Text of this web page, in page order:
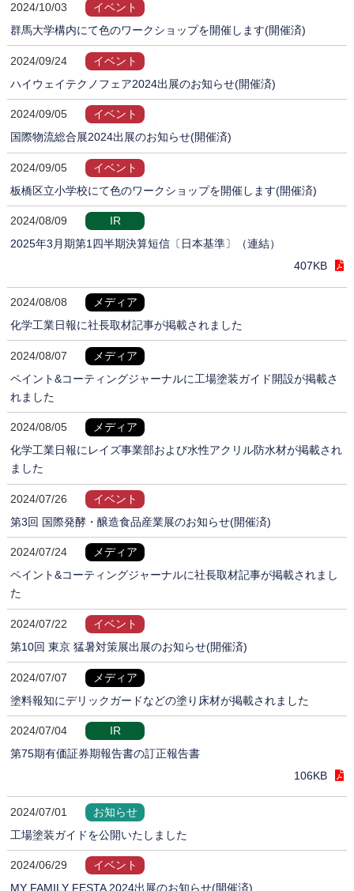
2024/10/03
イベント
群馬大学構内にて色のワークショップを開催します(開催済)
2024/09/24
イベント
ハイウェイテクノフェア2024出展のお知らせ(開催済)
2024/09/05
イベント
国際物流総合展2024出展のお知らせ(開催済)
2024/09/05
イベント
板橋区立小学校にて色のワークショップを開催します(開催済)
2024/08/09
IR
2025年3月期第1四半期決算短信〔日本基準〕（連結）
407KB
2024/08/08
メディア
化学工業日報に社長取材記事が掲載されました
2024/08/07
メディア
ペイント&コーティングジャーナルに工場塗装ガイド開設が掲載さ
れました
2024/08/05
メディア
化学工業日報にレイズ事業部および水性アクリル防水材が掲載され
ました
2024/07/26
イベント
第3回 国際発酵・醸造食品産業展のお知らせ(開催済)
2024/07/24
メディア
ペイント&コーティングジャーナルに社長取材記事が掲載されまし
た
2024/07/22
イベント
第10回 東京 猛暑対策展出展のお知らせ(開催済)
2024/07/07
メディア
塗料報知にデリックガードなどの塗り床材が掲載されました
2024/07/04
IR
第75期有価証券期報告書の訂正報告書
106KB
2024/07/01
お知らせ
工場塗装ガイドを公開いたしました
2024/06/29
イベント
MY FAMILY FESTA 2024出展のお知らせ(開催済)